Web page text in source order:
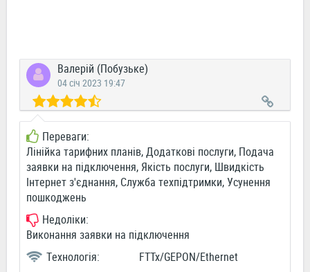
Валерiй (Побузьке)
04 січ 2023 19:47
Переваги:
Лінійка тарифних планів, Додаткові послуги, Подача
заявки на підключення, Якість послуги, Швидкість
Інтернет з'єднання, Служба техпідтримки, Усунення
пошкоджень
Недоліки:
Виконання заявки на підключення
Технологія:
FTTx/GEPON/Ethernet